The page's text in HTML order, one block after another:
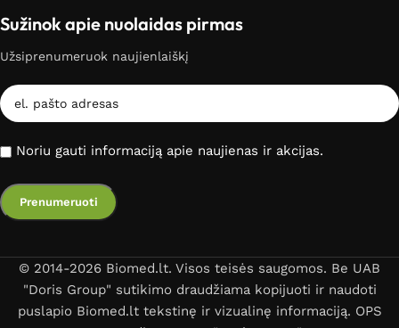
Sužinok apie nuolaidas pirmas
Užsiprenumeruok naujienlaiškį
Noriu gauti informaciją apie naujienas ir akcijas.
© 2014-2026 Biomed.lt. Visos teisės saugomos. Be UAB
"Doris Group" sutikimo draudžiama kopijuoti ir naudoti
puslapio Biomed.lt tekstinę ir vizualinę informaciją. OPS